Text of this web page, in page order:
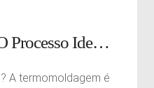
Termomoldagem: O Processo Ideal para Produtos Personalizados e Duráveis
A termomoldagem é